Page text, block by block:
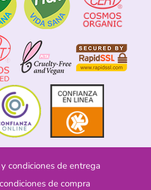
condiciones de entrega
de compra